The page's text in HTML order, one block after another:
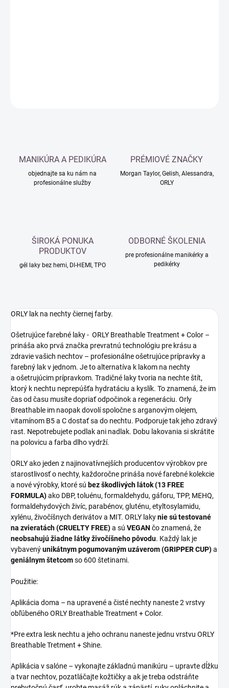
MANIKÚRA A PEDIKÚRA
objednajte sa ku nám na
profesionálne služby
PRÉMIOVÉ ZNAČKY
Morgan Taylor, Gelish, Alessandra,
ORLY
ŠIROKÁ PONUKA
PRODUKTOV
gél laky bez hemi, DI-HEMI, TPO
ODBORNÉ ŠKOLENIA
pre profesionálne manikérky a
pedikérky
ORLY lak na nechty čiernej farby.
Ošetrujúce farebné laky - ORLY Breathable Treatment + Color –
prináša ako prvá značka prevratnú technológiu pre krásu a
zdravie vašich nechtov – profesionálne ošetrujúce prípravky a
farebný lak v jednom. Je to alternatíva k lakom na nechty
a ošetrujúcim prípravkom. Tradičné laky tvoria na nechte štít,
ktorý k nechtu neprepúšťa hydratáciu a kyslík. To znamená, že im
čas od času musíte dopriať odpočinok a regeneráciu. Orly
Breathable im naopak dovolí spoločne s arganovým olejem,
vitamínom B5 a C dostať sa do nechtu. Podporuje tak jeho zdravý
rast. Nepotrebujete podlak ani nadlak. Dobu lakovania si skrátite
na polovicu a farba dlho vydrží.
ORLY ako jeden z najinovatívnejších producentov výrobkov pre
starostlivosť o nechty, každoročne prináša nové farebné kolekcie
a nové výrobky, ktoré sú bez škodlivých látok (13 FREE
FORMULA)ako DBP, toluénu, formaldehydu, gáforu, TPP, MEHQ,
formaldehydových živíc, parabénov, gluténu, etyltosylamidu,
xylénu, živočíšnych derivátov a MIT. ORLY lakynie sú testované
na zvieratách (CRUELTY FREE)a sú VEGAN čo znamená, že
neobsahujú žiadne látky živočíšneho pôvodu. Každý lak je
vybavenýunikátnym pogumovaným uzáverom (GRIPPER CUP)a
geniálnym štetcomso 600 štetinami.
Použitie:
Aplikácia doma – na upravené a čisté nechty naneste 2 vrstvy
obľúbeného ORLY Breathable Treatment + Color.
*Pre extra lesk nechtu a jeho ochranu naneste jednu vrstvu ORLY
Breathable Tretment + Shine.
Aplikácia v salóne – vykonajte základnú manikúru – upravte dĺžku
a tvar nechtov, pozatláčajte kožtičky a ak je treba odstráňte